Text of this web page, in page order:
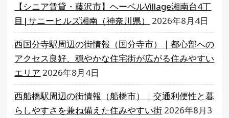
【シニア賃貸・藤沢市】ヘーベルVillage湘南台4丁
目|サニーヒルズ湘南（神奈川県）
2026年8月4日
西国分寺駅周辺の街情報（国分寺市）｜都心部への
アクセス良好、穏やかな住宅街が広がる住みやすい
エリア 2026年8月4日
西船橋駅周辺の街情報（船橋市）｜交通利便性と暮
らしやすさを兼ね備えた住みやすい街 2026年8月3